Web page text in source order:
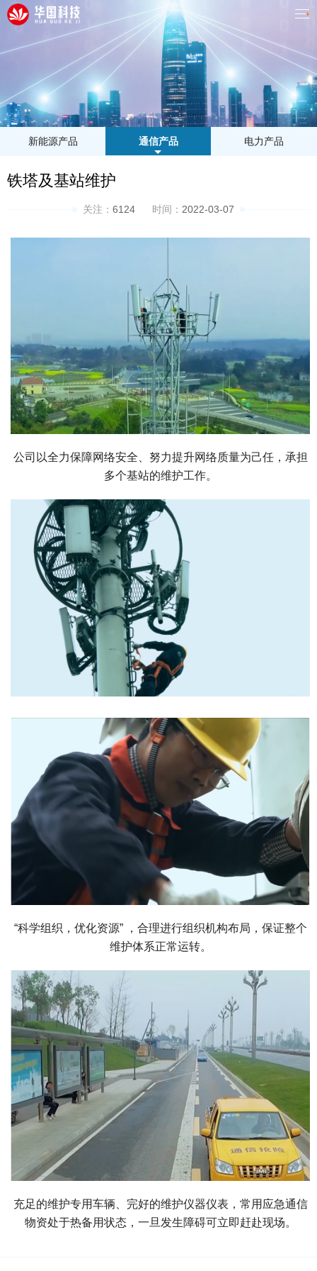
新能源产品 通信产品 电力产品
铁塔及基站维护
关注： 6124 时间： 2022-03-07
公司以全力保障网络安全、努力提升网络质量为己任，承担
多个基站的维护工作。
“科学组织，优化资源” ，合理进行组织机构布局，保证整个
维护体系正常运转。
充足的维护专用车辆、完好的维护仪器仪表，常用应急通信
物资处于热备用状态，一旦发生障碍可立即赶赴现场。